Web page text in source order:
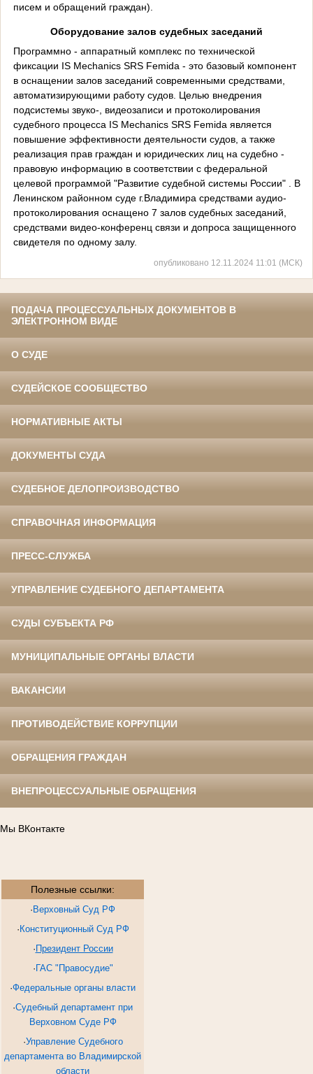
писем и обращений граждан).
Оборудование залов судебных заседаний
Программно - аппаратный комплекс по технической
фиксации IS Mechanics SRS Femida - это базовый компонент
в оснащении залов заседаний современными средствами,
автоматизирующими работу судов. Целью внедрения
подсистемы звуко-, видеозаписи и протоколирования
судебного процесса IS Mechanics SRS Femida является
повышение эффективности деятельности судов, а также
реализация прав граждан и юридических лиц на судебно -
правовую информацию в соответствии с федеральной
целевой программой "Развитие судебной системы России" . В
Ленинском районном суде г.Владимира средствами аудио-
протоколирования оснащено 7 залов судебных заседаний,
средствами видео-конференц связи и допроса защищенного
свидетеля по одному залу.
опубликовано 12.11.2024 11:01 (МСК)
ПОДАЧА ПРОЦЕССУАЛЬНЫХ ДОКУМЕНТОВ В
ЭЛЕКТРОННОМ ВИДЕ
О СУДЕ
СУДЕЙСКОЕ СООБЩЕСТВО
НОРМАТИВНЫЕ АКТЫ
ДОКУМЕНТЫ СУДА
СУДЕБНОЕ ДЕЛОПРОИЗВОДСТВО
СПРАВОЧНАЯ ИНФОРМАЦИЯ
ПРЕСС-СЛУЖБА
УПРАВЛЕНИЕ СУДЕБНОГО ДЕПАРТАМЕНТА
СУДЫ СУБЪЕКТА РФ
МУНИЦИПАЛЬНЫЕ ОРГАНЫ ВЛАСТИ
ВАКАНСИИ
ПРОТИВОДЕЙСТВИЕ КОРРУПЦИИ
ОБРАЩЕНИЯ ГРАЖДАН
ВНЕПРОЦЕССУАЛЬНЫЕ ОБРАЩЕНИЯ
Мы ВКонтакте
Полезные ссылки:
·Верховный Суд РФ
·Конституционный Суд РФ
·Президент России
·ГАС "Правосудие"
·Федеральные органы власти
·Судебный департамент при
Верховном Суде РФ
·Управление Судебного
департамента во Владимирской
области